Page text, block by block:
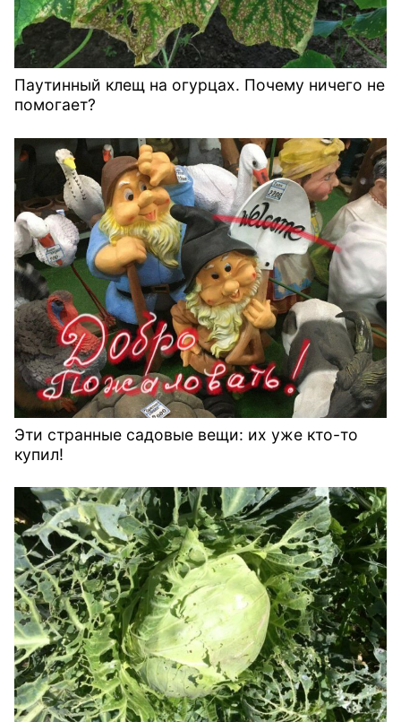
Паутинный клещ на огурцах. Почему ничего не
помогает?
Эти странные садовые вещи: их уже кто-то
купил!